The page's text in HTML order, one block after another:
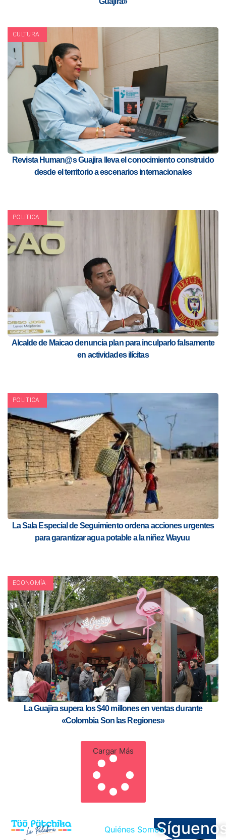
CULTURA
Revista Human@s Guajira lleva el conocimiento construido
desde el territorio a escenarios internacionales
POLITICA
Alcalde de Maicao denuncia plan para inculparlo falsamente
en actividades ilícitas
POLITICA
La Sala Especial de Seguimiento ordena acciones urgentes
para garantizar agua potable a la niñez Wayuu
ECONOMÍA
La Guajira supera los $40 millones en ventas durante
«Colombia Son las Regiones»
Cargar Más
Quiénes Somos